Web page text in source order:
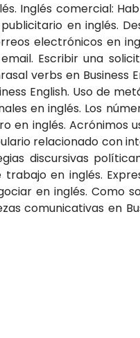
Inglés comercial:
en inglés.
electrónicos en
Escribir una
verbs en Business
English. Uso de
en inglés. Los
en inglés. Acrónimos
relacionado con
discursivas
en inglés.
en inglés. Como
comunicativas en